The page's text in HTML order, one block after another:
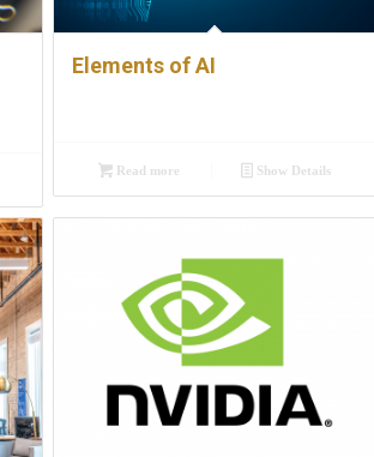
Elements of AI
Read more Show Details